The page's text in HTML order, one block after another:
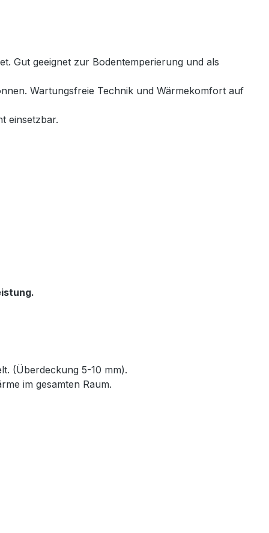
Gut geeignet zur Bodentemperierung und als
Wartungsfreie Technik und Wärmekomfort auf
einsetzbar.
(Überdeckung 5-10 mm).
im gesamten Raum.